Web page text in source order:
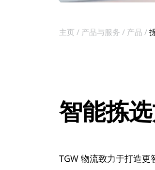
主页 产品与服务 产品
智能拣
TGW 物流致力于打造